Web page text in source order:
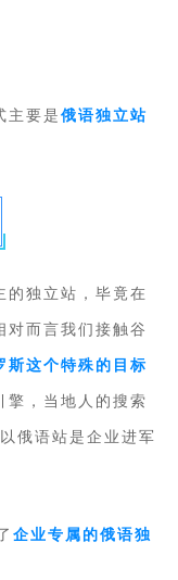
主要是 俄语独立站
的独立站，毕竟在
对而言我们接触谷
斯这个特殊的目标
擎，当地人的搜索
以俄语站是企业进军
企业专属的俄语独